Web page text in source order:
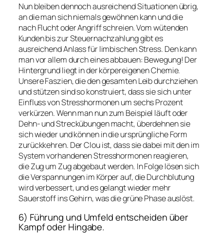
Nun bleiben dennoch ausreichend Situationen übrig,
an die man sich niemals gewöhnen kann und die
nach Flucht oder Angriff schreien. Vom wütenden
Kunden bis zur Steuernachzahlung gibt es
ausreichend Anlass für limbischen Stress. Den kann
man vor allem durch eines abbauen: Bewegung! Der
Hintergrund liegt in der körpereigenen Chemie.
Unsere Faszien, die den gesamten Leib durchziehen
und stützen sind so konstruiert, dass sie sich unter
Einfluss von Stresshormonen um sechs Prozent
verkürzen. Wenn man nun zum Beispiel läuft oder
Dehn- und Streckübungen macht, überdehnen sie
sich wieder und können in die ursprüngliche Form
zurückkehren. Der Clou ist, dass sie dabei mit den im
System vorhandenen Stresshormonen reagieren,
die Zug um Zug abgebaut werden. In Folge lösen sich
die Verspannungen im Körper auf, die Durchblutung
wird verbessert, und es gelangt wieder mehr
Sauerstoff ins Gehirn, was die grüne Phase auslöst.
6) Führung und Umfeld entscheiden über
Kampf oder Hingabe.